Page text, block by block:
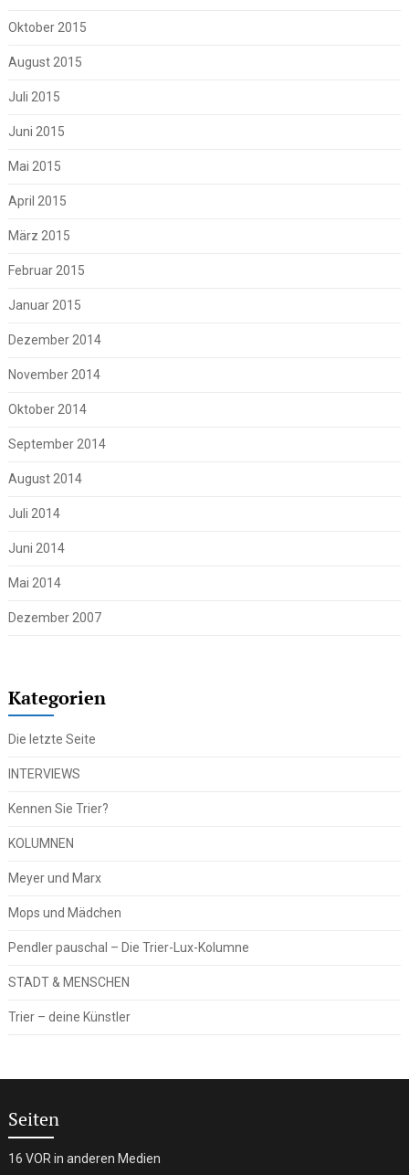
Oktober 2015
August 2015
Juli 2015
Juni 2015
Mai 2015
April 2015
März 2015
Februar 2015
Januar 2015
Dezember 2014
November 2014
Oktober 2014
September 2014
August 2014
Juli 2014
Juni 2014
Mai 2014
Dezember 2007
Kategorien
Die letzte Seite
INTERVIEWS
Kennen Sie Trier?
KOLUMNEN
Meyer und Marx
Mops und Mädchen
Pendler pauschal – Die Trier-Lux-Kolumne
STADT & MENSCHEN
Trier – deine Künstler
Seiten
16 VOR in anderen Medien